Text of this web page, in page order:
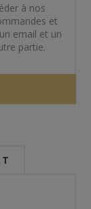
à nos
et
email et un
partie.